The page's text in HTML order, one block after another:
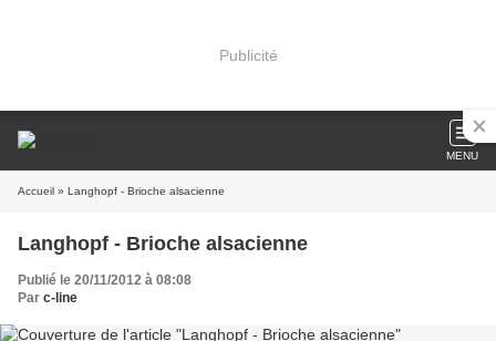
Publicité
MENU
Accueil » Langhopf - Brioche alsacienne
Langhopf - Brioche alsacienne
Publié le 20/11/2012 à 08:08
Par c-line